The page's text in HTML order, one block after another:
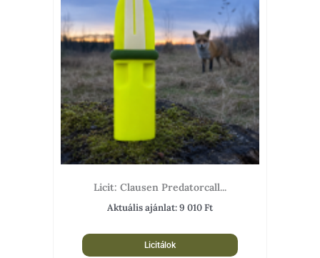
Licit: Clausen Predatorcall...
Aktuális ajánlat:9 010Ft
Licitálok